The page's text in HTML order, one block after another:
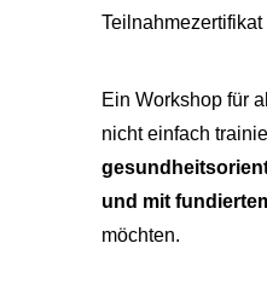
Teilnahmezertifikat
Ein Workshop für
nicht einfach
und mit
möchten.